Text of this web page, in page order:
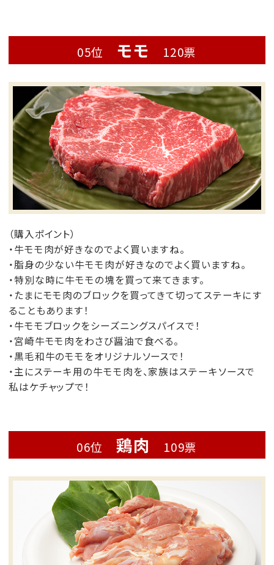
05位 モモ 120票
（購入ポイント）
・牛モモ肉が好きなのでよく買いますね。
・脂身の少ない牛モモ肉が好きなのでよく買いますね。
・特別な時に牛モモの塊を買って来てきます。
・たまにモモ肉のブロックを買ってきて切ってステーキにす
ることもあります！
・牛モモブロックをシーズニングスパイスで！
・宮崎牛モモ肉をわさび醤油で食べる。
・黒毛和牛のモモをオリジナルソースで！
・主にステーキ用の牛モモ肉を、家族はステーキソースで
私はケチャップで！
06位鶏肉 109票